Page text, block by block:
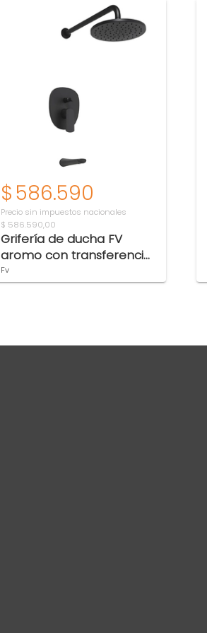
$586.590
Precio sin impuestos nacionales
$ 586.590,00
Grifería de ducha FV
aromo con transferencia
0106/D8-NG
Fv